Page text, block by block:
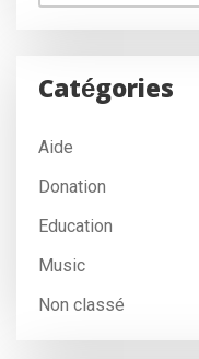
Catégories
Aide
Donation
Education
Music
Non classé